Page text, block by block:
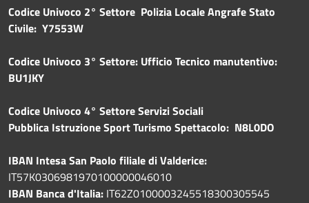
Codice Univoco 2° Settore Polizia Locale Angrafe Stato
Civile: Y7553W
Codice Univoco 3° Settore: Ufficio Tecnico manutentivo:
BU1JKY
Codice Univoco 4° Settore Servizi Sociali
Pubblica Istruzione Sport Turismo Spettacolo: N8L0DO
IBAN Intesa San Paolo filiale di Valderice:
IT57K0306981970100000046010
IBAN Banca d'Italia: IT62Z0100003245518300305545